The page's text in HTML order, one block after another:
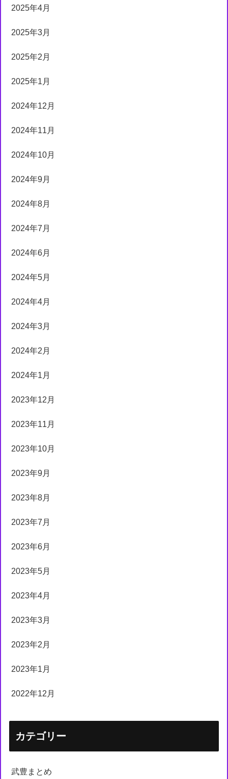
2025年4月
2025年3月
2025年2月
2025年1月
2024年12月
2024年11月
2024年10月
2024年9月
2024年8月
2024年7月
2024年6月
2024年5月
2024年4月
2024年3月
2024年2月
2024年1月
2023年12月
2023年11月
2023年10月
2023年9月
2023年8月
2023年7月
2023年6月
2023年5月
2023年4月
2023年3月
2023年2月
2023年1月
2022年12月
カテゴリー
武豊まとめ